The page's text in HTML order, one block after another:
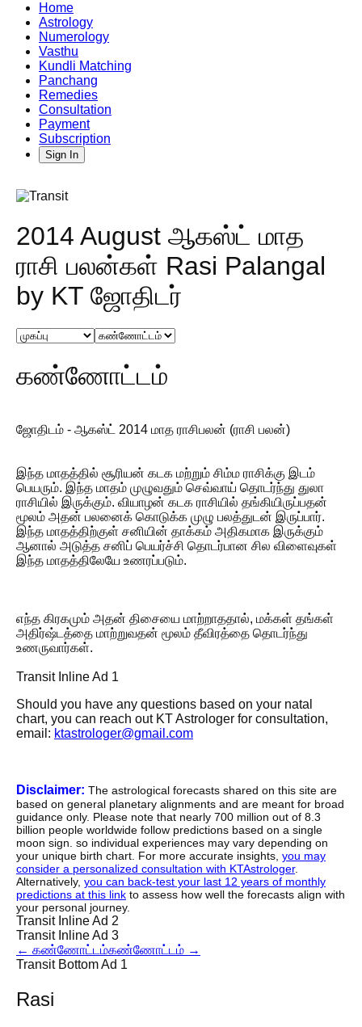
Home
Astrology
Numerology
Vasthu
Kundli Matching
Panchang
Remedies
Consultation
Payment
Subscription
Sign In
2014 August ஆகஸ்ட் மாத
ராசி பலன்கள் Rasi Palangal
by KT ஜோதிடர்
கண்ணோட்டம்
ஜோதிடம் - ஆகஸ்ட் 2014 மாத ராசிபலன் (ராசி பலன்)
இந்த மாதத்தில் சூரியன் கடக மற்றும் சிம்ம ராசிக்கு இடம்
பெயரும். இந்த மாதம் முழுவதும் செவ்வாய் தொடர்ந்து துலா
ராசியில் இருக்கும். வியாழன் கடக ராசியில் தங்கியிருப்பதன்
மூலம் அதன் பலனைக் கொடுக்க முழு பலத்துடன் இருப்பார்.
இந்த மாதத்திற்குள் சனியின் தாக்கம் அதிகமாக இருக்கும்
ஆனால் அடுத்த சனிப் பெயர்ச்சி தொடர்பான சில விளைவுகள்
இந்த மாதத்திலேயே உணரப்படும்.
எந்த கிரகமும் அதன் திசையை மாற்றாததால், மக்கள் தங்கள்
அதிர்ஷ்டத்தை மாற்றுவதன் மூலம் தீவிரத்தை தொடர்ந்து
உணருவார்கள்.
Transit Inline Ad 1
Should you have any questions based on your natal
chart, you can reach out KT Astrologer for consultation,
email: ktastrologer@gmail.com
Disclaimer: The astrological forecasts shared on this site are
based on general planetary alignments and are meant for broad
guidance only. Please note that nearly 700 million out of 8.3
billion people worldwide follow predictions based on a single
moon sign. so individual experiences may vary depending on
your unique birth chart. For more accurate insights, you may
consider a personalized consultation with KTAstrologer.
Alternatively, you can back-test your last 12 years of monthly
predictions at this link to assess how well the forecasts align with
your personal journey.
Transit Inline Ad 2
Transit Inline Ad 3
← கண்ணோட்டம்கண்ணோட்டம் →
Transit Bottom Ad 1
Rasi